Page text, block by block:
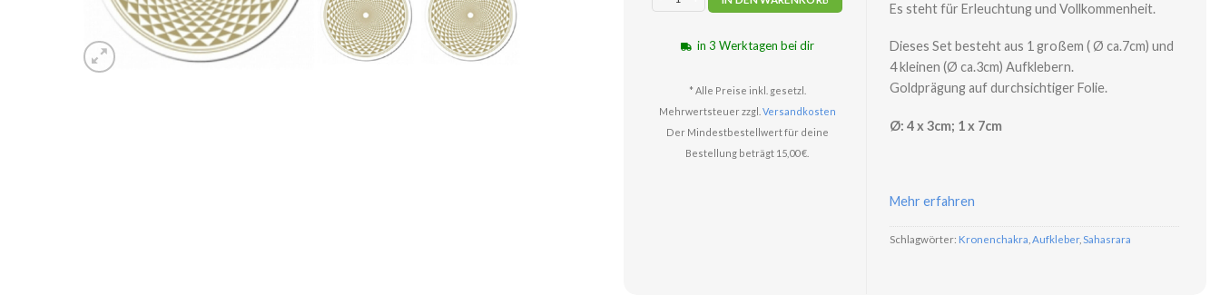
in 3 Werktagen bei dir
* Alle Preise inkl. gesetzl.
Mehrwertsteuer zzgl. Versandkosten
Der Mindestbestellwert für deine
Bestellung beträgt 15,00 €.
Es steht für Erleuchtung und Vollkommenheit.
Dieses Set besteht aus 1 großem ( Ø ca.7cm) und
4 kleinen (Ø ca.3cm) Aufklebern.
Goldprägung auf durchsichtiger Folie.
Ø: 4 x 3cm; 1 x 7cm
Mehr erfahren
Schlagwörter: Kronenchakra ,Aufkleber,Sahasrara